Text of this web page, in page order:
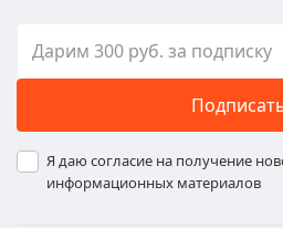
Я даю согласие на получение
информационных материалов